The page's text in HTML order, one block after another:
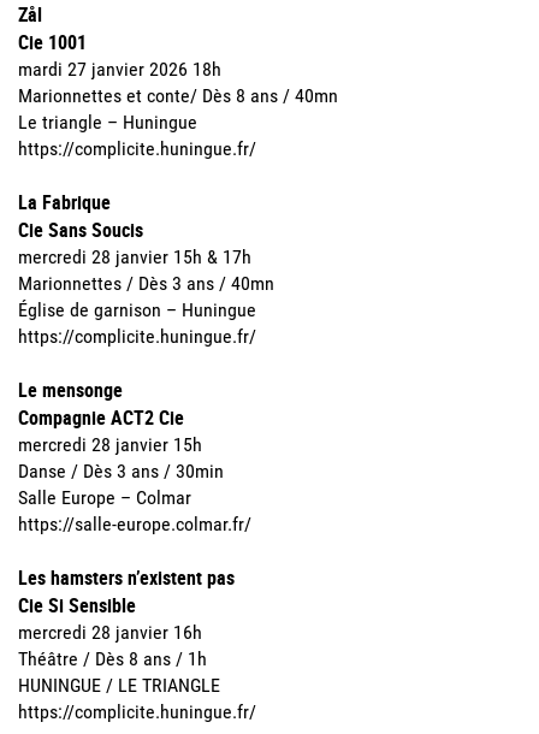
Zål
Cie 1001
mardi 27 janvier 2026 18h
Marionnettes et conte/ Dès 8 ans / 40mn
Le triangle – Huningue
https://complicite.huningue.fr/
La Fabrique
Cie Sans Soucis
mercredi 28 janvier 15h & 17h
Marionnettes / Dès 3 ans / 40mn
Église de garnison – Huningue
https://complicite.huningue.fr/
Le mensonge
Compagnie ACT2 Cie
mercredi 28 janvier 15h
Danse / Dès 3 ans / 30min
Salle Europe – Colmar
https://salle-europe.colmar.fr/
Les hamsters n’existent pas
Cie Si Sensible
mercredi 28 janvier 16h
Théâtre / Dès 8 ans / 1h
HUNINGUE / LE TRIANGLE
https://complicite.huningue.fr/